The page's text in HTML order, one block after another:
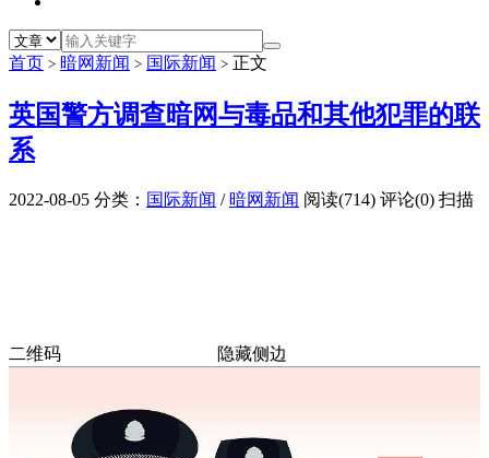
首页 > 暗网新闻 > 国际新闻 > 正文
英国警方调查暗网与毒品和其他犯罪的联
系
2022-08-05 分类： 国际新闻 / 暗网新闻 阅读(714) 评论(0) 扫描
二维码 隐藏侧边